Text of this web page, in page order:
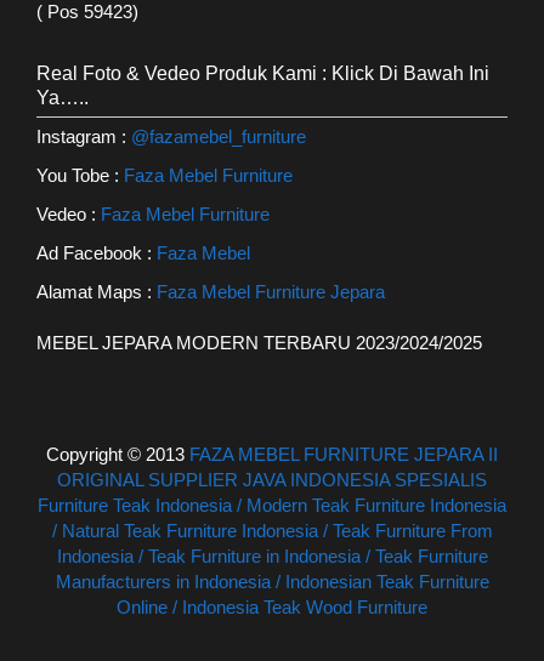
( Pos 59423)
Real Foto & Vedeo Produk Kami : Klick Di Bawah Ini
Ya…..
Instagram : @fazamebel_furniture
You Tobe : Faza Mebel Furniture
Vedeo : Faza Mebel Furniture
Ad Facebook : Faza Mebel
Alamat Maps : Faza Mebel Furniture Jepara
MEBEL JEPARA MODERN TERBARU 2023/2024/2025
Copyright © 2013 FAZA MEBEL FURNITURE JEPARA II
ORIGINAL SUPPLIER JAVA INDONESIA SPESIALIS
Furniture Teak Indonesia / Modern Teak Furniture Indonesia
/ Natural Teak Furniture Indonesia / Teak Furniture From
Indonesia / Teak Furniture in Indonesia / Teak Furniture
Manufacturers in Indonesia / Indonesian Teak Furniture
Online / Indonesia Teak Wood Furniture